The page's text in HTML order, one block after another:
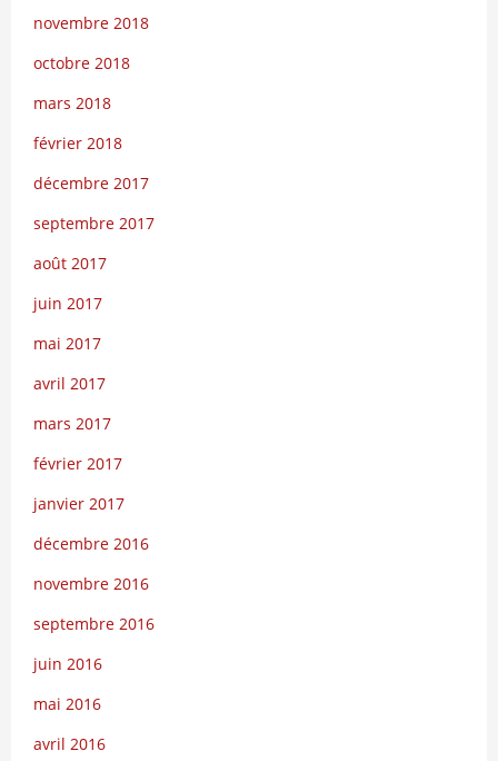
novembre 2018
octobre 2018
mars 2018
février 2018
décembre 2017
septembre 2017
août 2017
juin 2017
mai 2017
avril 2017
mars 2017
février 2017
janvier 2017
décembre 2016
novembre 2016
septembre 2016
juin 2016
mai 2016
avril 2016